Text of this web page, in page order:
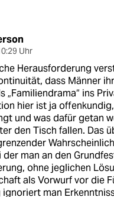
Uhr
Herausforderung
dass Männer
„Familiendrama“ ins
hier ist ja
und was dafür getan
den Tisch fallen. Das
der man an den
ohne jeglichen
als Vorwurf vor die
man